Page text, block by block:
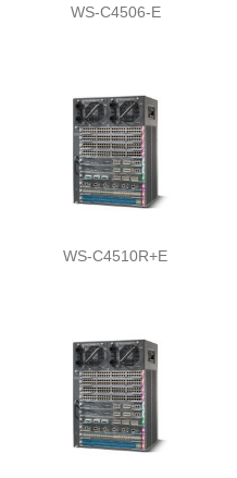
WS-C4506-E
WS-C4510R+E